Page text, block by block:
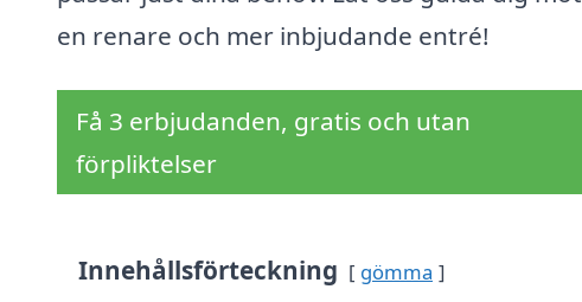
en renare och mer inbjudande entré!
Få 3 erbjudanden, gratis och utan
förpliktelser
Innehållsförteckning gömma